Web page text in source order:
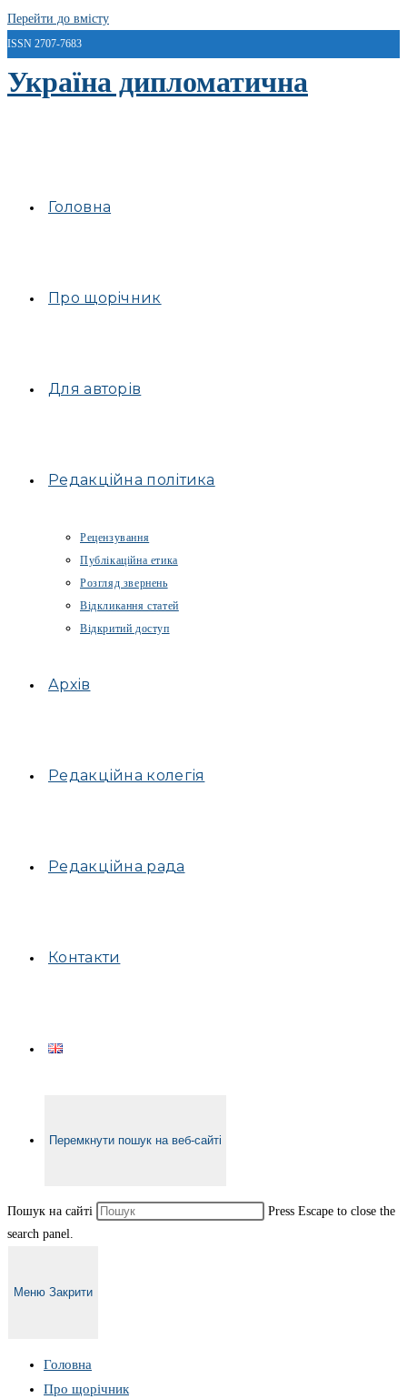
Перейти до вмісту
ISSN 2707-7683
Україна дипломатична
Головна
Про щорічник
Для авторів
Редакційна політика
Рецензування
Публікаційна етика
Розгляд звернень
Відкликання статей
Відкритий доступ
Архів
Редакційна колегія
Редакційна рада
Контакти
Перемкнути пошук на веб-сайті
Пошук на сайті
Press Escape to close the
search panel.
Меню Закрити
Головна
Про щорічник